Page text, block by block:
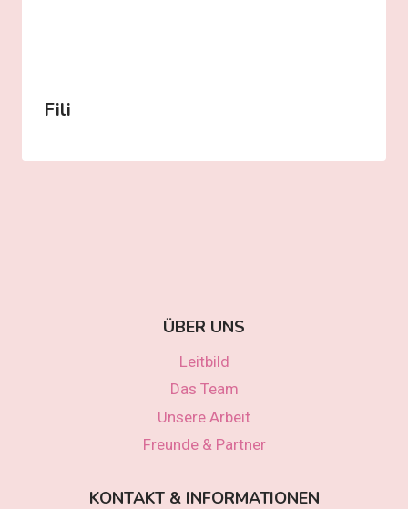
Fili
ÜBER UNS
Leitbild
Das Team
Unsere Arbeit
Freunde & Partner
KONTAKT & INFORMATIONEN